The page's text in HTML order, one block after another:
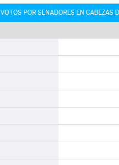
VOTOS POR SENADORES EN CABEZAS